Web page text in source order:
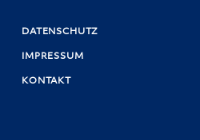
DATENSCHUTZ
IMPRESSUM
KONTAKT